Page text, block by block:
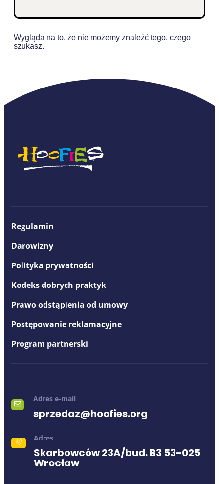
Wygląda na to, że nie możemy znaleźć tego, czego
szukasz.
Regulamin
Darowizny
Polityka prywatności
Kodeks dobrych praktyk
Prawo odstąpienia od umowy
Postępowanie reklamacyjne
Program partnerski
Adres e-mail
sprzedaz@hoofies.org
Adres
Skarbowców 23A/bud. B3 53-025
Wrocław